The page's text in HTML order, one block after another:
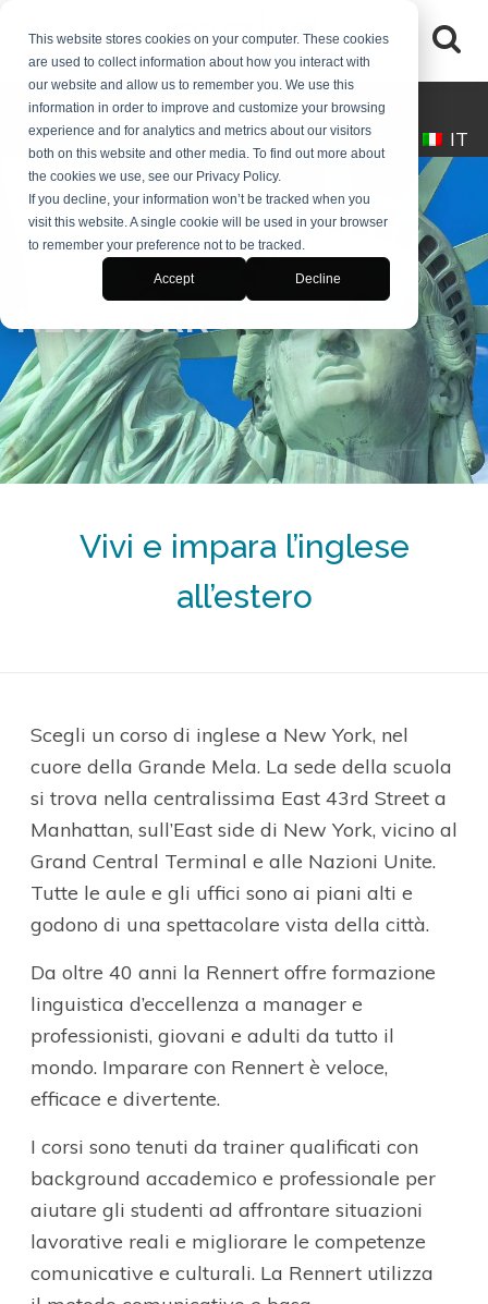
This website stores cookies on your computer. These cookies
are used to collect information about how you interact with
our website and allow us to remember you. We use this
information in order to improve and customize your browsing
experience and for analytics and metrics about our visitors
both on this website and other media. To find out more about
the cookies we use, see our Privacy Policy.
If you decline, your information won’t be tracked when you
visit this website. A single cookie will be used in your browser
to remember your preference not to be tracked.
Accept Decline
(+39) 0245546061 desk@makaitalia.com
IT
NEW YORK
Vivi e impara l’inglese
all’estero
Scegli un corso di inglese a New York, nel
cuore della Grande Mela. La sede della scuola
si trova nella centralissima East 43rd Street a
Manhattan, sull’East side di New York, vicino al
Grand Central Terminal e alle Nazioni Unite.
Tutte le aule e gli uffici sono ai piani alti e
godono di una spettacolare vista della città.
Da oltre 40 anni la Rennert offre formazione
linguistica d’eccellenza a manager e
professionisti, giovani e adulti da tutto il
mondo. Imparare con Rennert è veloce,
efficace e divertente.
I corsi sono tenuti da trainer qualificati con
background accademico e professionale per
aiutare gli studenti ad affrontare situazioni
lavorative reali e migliorare le competenze
comunicative e culturali. La Rennert utilizza